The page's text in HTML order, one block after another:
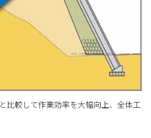
比較して作業効率を大幅向上、全体工